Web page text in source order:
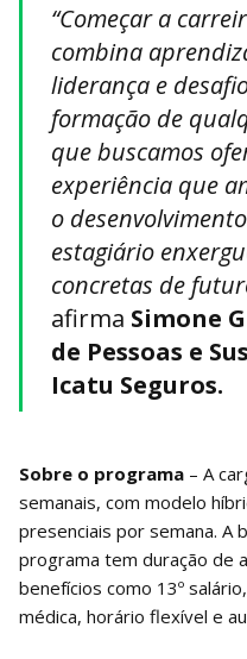
“Começar a
combina
liderança e
formação de
que buscamos
experiência que
o
estagiário
concretas de
afirma Simone
de Pessoas e
Icatu Seguros.
Sobre o programa – A
semanais, com modelo
presenciais por semana. A
programa tem duração de
benefícios como 13º
médica, horário flexível e